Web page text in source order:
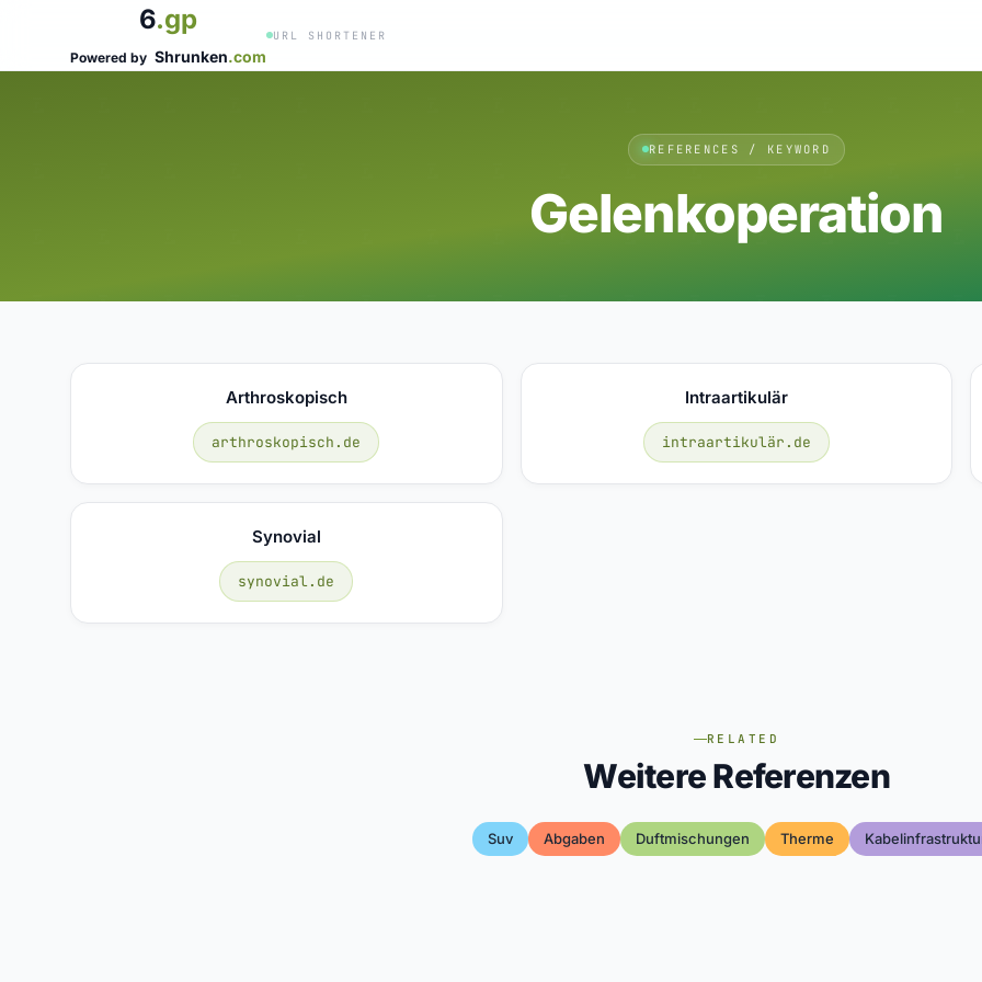
6.gp
Powered by Shrunken.com
URL SHORTENER
REFERENCES / KEYWORD
Gelenkoperation
Arthroskopisch
arthroskopisch.de
Intraartikulär
intraartikulär.de
Synovial
synovial.de
RELATED
Weitere Referenzen
Suv Abgaben Duftmischungen Therme